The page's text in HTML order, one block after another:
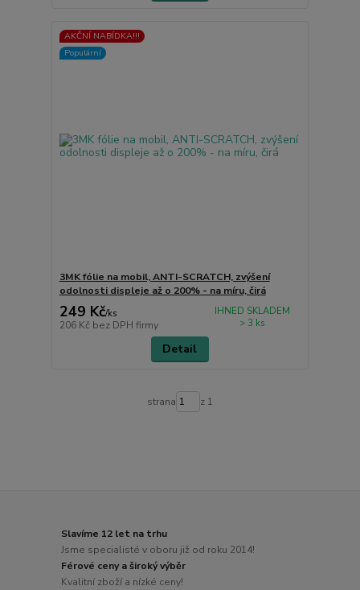
AKČNÍ NABÍDKA!!!
Populární
3MK fólie na mobil, ANTI-SCRATCH, zvýšení
odolnosti displeje až o 200% - na míru, čirá
249 Kč/ks
206 Kč bez DPH firmy
IHNED SKLADEM
> 3 ks
Detail
strana z 1
Slavíme 12 let na trhu
Jsme specialisté v oboru již od roku 2014!
Férové ceny a široký výběr
Kvalitní zboží a nízké ceny!